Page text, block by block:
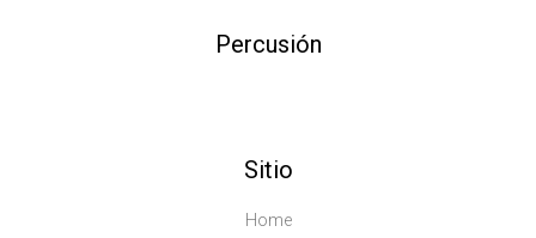
Percusión
Sitio
Home